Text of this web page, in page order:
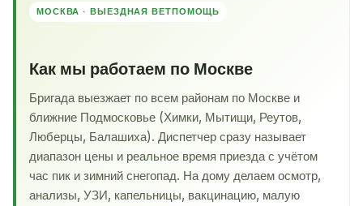
МОСКВА · ВЫЕЗДНАЯ ВЕТПОМОЩЬ
Как мы работаем по Москве
Бригада выезжает по всем районам по Москве и
ближние Подмосковье (Химки, Мытищи, Реутов,
Люберцы, Балашиха). Диспетчер сразу называет
диапазон цены и реальное время приезда с учётом
час пик и зимний снегопад. На дому делаем осмотр,
анализы, УЗИ, капельницы, вакцинацию, малую